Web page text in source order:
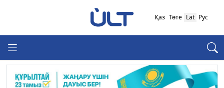
Қаз Төте Lat Рус